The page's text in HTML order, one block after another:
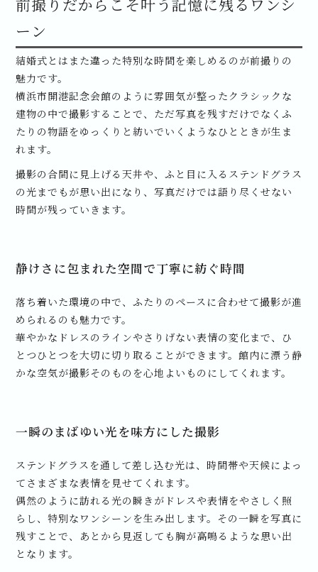
前撮りだからこそ叶う記憶に残るワンシ
ーン
結婚式とはまた違った特別な時間を楽しめるのが前撮りの
魅力です。
横浜市開港記念会館のように雰囲気が整ったクラシックな
建物の中で撮影することで、ただ写真を残すだけでなくふ
たりの物語をゆっくりと紡いでいくようなひとときが生ま
れます。
撮影の合間に見上げる天井や、ふと目に入るステンドグラス
の光までもが思い出になり、写真だけでは語り尽くせない
時間が残っていきます。
静けさに包まれた空間で丁寧に紡ぐ時間
落ち着いた環境の中で、ふたりのペースに合わせて撮影が進
められるのも魅力です。
華やかなドレスのラインやさりげない表情の変化まで、ひ
とつひとつを大切に切り取ることができます。館内に漂う静
かな空気が撮影そのものを心地よいものにしてくれます。
一瞬のまばゆい光を味方にした撮影
ステンドグラスを通して差し込む光は、時間帯や天候によっ
てさまざまな表情を見せてくれます。
偶然のように訪れる光の瞬きがドレスや表情をやさしく照
らし、特別なワンシーンを生み出します。その一瞬を写真に
残すことで、あとから見返しても胸が高鳴るような思い出
となります。